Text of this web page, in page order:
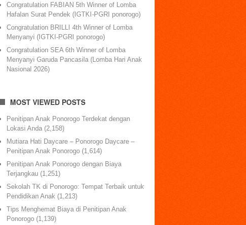
Congratulation FABIAN 5th Winner of Lomba
Hafalan Surat Pendek (IGTKI-PGRI ponorogo)
Congratulation BRILLI 4th Winner of Lomba
Menyanyi (IGTKI-PGRI ponorogo)
Congratulation SEA 6th Winner of Lomba
Menyanyi Garuda Pancasila (Lomba Hari Anak
Nasional 2026)
MOST VIEWED POSTS
Penitipan Anak Ponorogo Terdekat dengan
Lokasi Anda (2,158)
Mutiara Hati Daycare – Ponorogo Daycare –
Penitipan Anak Ponorogo (1,614)
Penitipan Anak Ponorogo dengan Biaya
Terjangkau (1,251)
Sekolah TK di Ponorogo: Tempat Terbaik untuk
Pendidikan Anak (1,213)
Tips Menghemat Biaya di Penitipan Anak
Ponorogo (1,139)